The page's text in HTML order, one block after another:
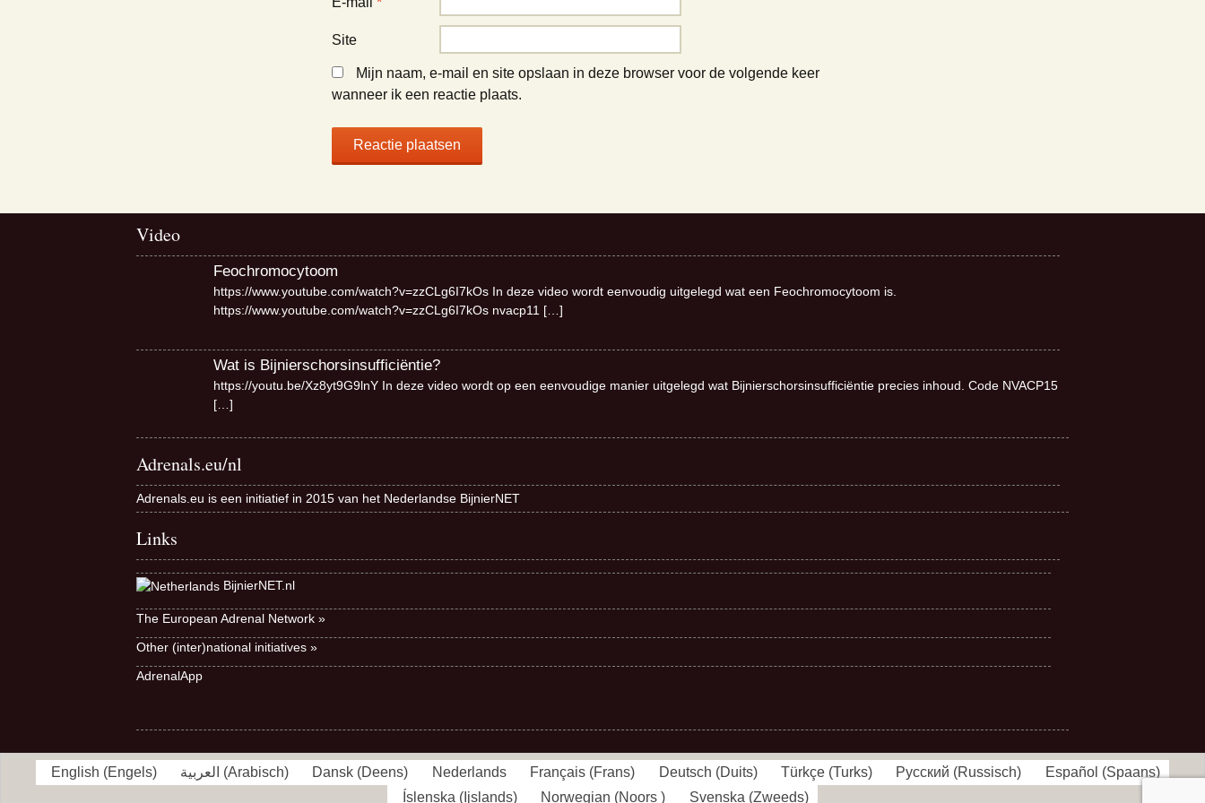
Site
Mijn naam, e-mail en site opslaan in deze browser voor de volgende keer
wanneer ik een reactie plaats.
Video
Feochromocytoom
https://www.youtube.com/watch?v=zzCLg6I7kOs In deze video wordt eenvoudig uitgelegd wat een Feochromocytoom is.
https://www.youtube.com/watch?v=zzCLg6I7kOs nvacp11 […]
Wat is Bijnierschorsinsufficiëntie?
https://youtu.be/Xz8yt9G9lnY In deze video wordt op een eenvoudige manier uitgelegd wat Bijnierschorsinsufficiëntie precies inhoud. Code NVACP15
[…]
Adrenals.eu/nl
Adrenals.eu is een initiatief in 2015 van het Nederlandse BijnierNET
Links
BijnierNET.nl
The European Adrenal Network »
Other (inter)national initiatives »
AdrenalApp
English (Engels) العربية (Arabisch) Dansk (Deens) Nederlands Français (Frans) Deutsch (Duits) Türkçe(Turks) Русский (Russisch) Español (Spaans)
Íslenska (Ijslands) Norwegian (Noors) Svenska (Zweeds)